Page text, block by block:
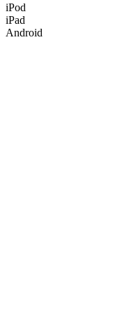
iPod
iPad
Android